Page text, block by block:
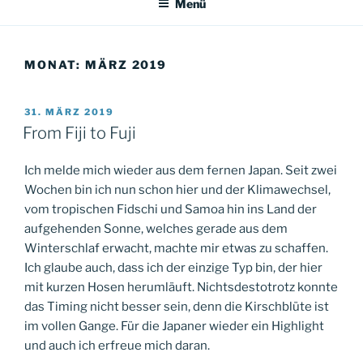
Menü
MONAT: MÄRZ 2019
VERÖFFENTLICHT
AM
31. MÄRZ 2019
From Fiji to Fuji
Ich melde mich wieder aus dem fernen Japan. Seit zwei
Wochen bin ich nun schon hier und der Klimawechsel,
vom tropischen Fidschi und Samoa hin ins Land der
aufgehenden Sonne, welches gerade aus dem
Winterschlaf erwacht, machte mir etwas zu schaffen.
Ich glaube auch, dass ich der einzige Typ bin, der hier
mit kurzen Hosen herumläuft. Nichtsdestotrotz konnte
das Timing nicht besser sein, denn die Kirschblüte ist
im vollen Gange. Für die Japaner wieder ein Highlight
und auch ich erfreue mich daran.